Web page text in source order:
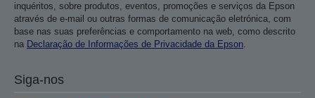
inquéritos, sobre produtos, eventos, promoções e serviços da Epson
através de e-mail ou outras formas de comunicação eletrónica, com
base nas suas preferências e comportamento na web, como descrito
na Declaração de Informações de Privacidade da Epson.
Siga-nos